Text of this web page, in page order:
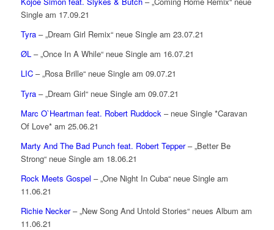
Single am 17.09.21
Tyra– „Dream Girl Remix“ neue Single am 23.07.21
ØL– „Once In A While“ neue Single am 16.07.21
LIC– „Rosa Brille“ neue Single am 09.07.21
Tyra– „Dream Girl“ neue Single am 09.07.21
Marc O`Heartman feat. Robert Ruddock – neue Single *Caravan
Of Love* am 25.06.21
Marty And The Bad Punch feat. Robert Tepper– „Better Be
Strong“ neue Single am 18.06.21
Rock Meets Gospel – „One Night In Cuba“ neue Single am
11.06.21
Richie Necker– „New Song And Untold Stories“ neues Album am
11.06.21